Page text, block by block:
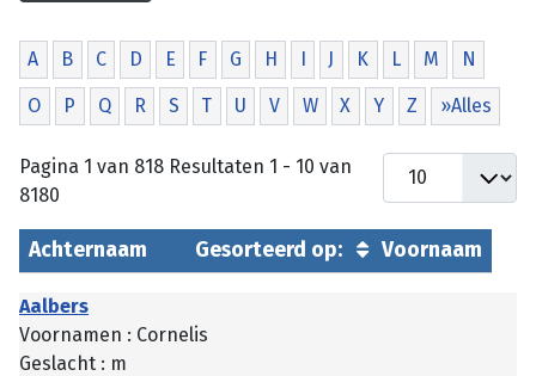
A B C D E F G H I J K L M N
O P Q R S T U V W X Y Z »Alles
Pagina 1 van 818 Resultaten 1 - 10 van
8180
Achternaam Gesorteerd op: Voornaam
Aalbers
Voornamen : Cornelis
Geslacht : m